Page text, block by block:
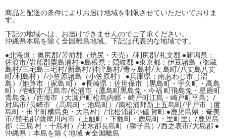
商品と配送の条件によりお届け地域を制限させていただいておりま
す。
下記の地域へは、お届けできませんのでご了承ください。
沖縄県本島を除く全国離島地域。下記は代表的な地域です。
●北海道：奥尻郡/苫前郡（焼尻・天売）/利尻郡/礼文郡 ●新潟県：
佐渡市/岩船郡粟島浦村 ●島根県：隠岐郡 ●東京都：伊豆諸島（御蔵
島村/三宅島三宅村/新島村/神津島村/青ヶ島村/大 島町/八丈島八丈
町/利島村）/小笠原諸島（小笠原村） ●兵庫県：南あわじ市（沼
島）/姫路市（家島 町） ●長崎県：佐世保市（黒島町・宇久町・高島
町）/壱岐市/五島市/松浦市（鷹島町黒島免・今福 町飛島免・星鹿町
青島免）/西海市（大瀬戸町松島内郷・崎戸町江島・崎戸町平島）/
対馬市/長崎市 （高島町・池島町）/南松浦郡新上五島町/平戸市（度
島町・田平町横島免・大島村）/北松浦郡小値 賀町 ●鹿児島県：奄美
市/熊毛郡/薩摩川内市（上甑町・下甑町・鹿島町・里町里）/鹿児島
郡（三島 村・十島村）/出水郡長島町（獅子島）/西之表市/大島郡 ●
沖縄県：本島を除く地域 ★全国離島